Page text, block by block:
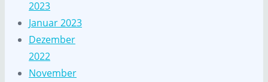
2023
Januar 2023
Dezember
2022
November